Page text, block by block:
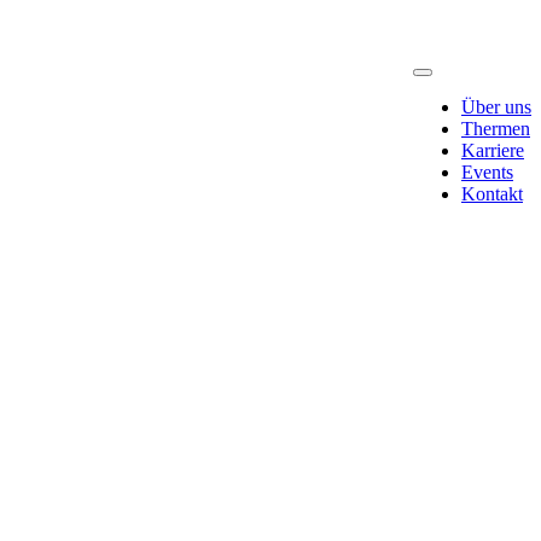
Über uns
Thermen
Karriere
Events
Kontakt